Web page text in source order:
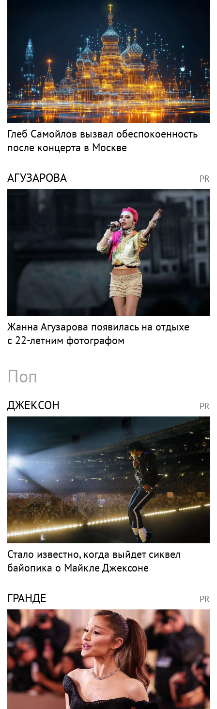
Глеб Самойлов вызвал обеспокоенность
после концерта в Москве
АГУЗАРОВА PR
Жанна Агузарова появилась на отдыхе
с 22-летним фотографом
Поп
ДЖЕКСОН PR
Стало известно, когда выйдет сиквел
байопика о Майкле Джексоне
ГРАНДЕ PR